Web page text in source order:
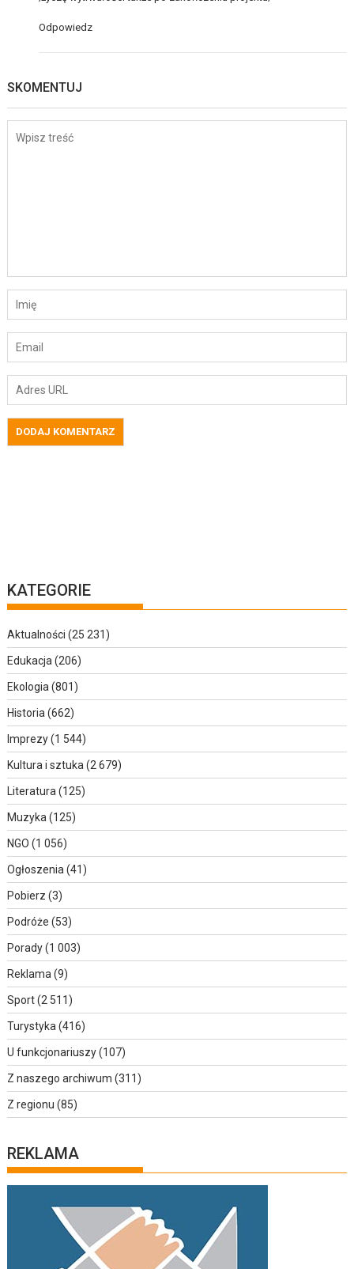
Odpowiedz
SKOMENTUJ
KATEGORIE
Aktualności (25 231)
Edukacja (206)
Ekologia (801)
Historia (662)
Imprezy(1 544)
Kultura i sztuka (2 679)
Literatura (125)
Muzyka (125)
NGO (1 056)
Ogłoszenia (41)
Pobierz (3)
Podróże (53)
Porady(1 003)
Reklama (9)
Sport(2 511)
Turystyka (416)
U funkcjonariuszy(107)
Z naszego archiwum (311)
Z regionu (85)
REKLAMA